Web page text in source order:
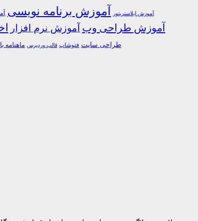
آموزش ایلاستریتور آموزش برنامه نویسی
آموزش طراحی وب آموزش نرم افزار
طراحی سایت فتوشاپ قالب وردپرس ماهنامه